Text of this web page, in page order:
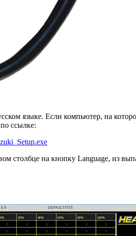
языке. Если компьютер, на
ссылке:
столбце на кнопку Language, из